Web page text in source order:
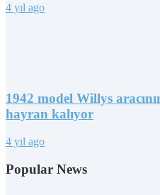
4 yıl ago
1942 model Willys
hayran kalıyor
4 yıl ago
Popular News